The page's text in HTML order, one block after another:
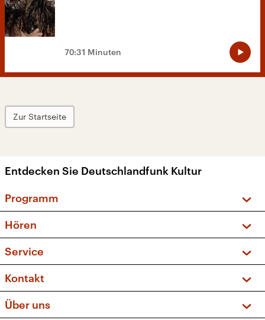
70:31 Minuten
Zur Startseite
Entdecken Sie Deutschlandfunk Kultur
Programm
Sendungen und Podcasts
Musikliste
Kakadu – Das Kinderprogramm
Hören
Frequenzen (UKW + DAB+)
Service
FAQ
Apps
Newsletter
Kontakt
Über uns